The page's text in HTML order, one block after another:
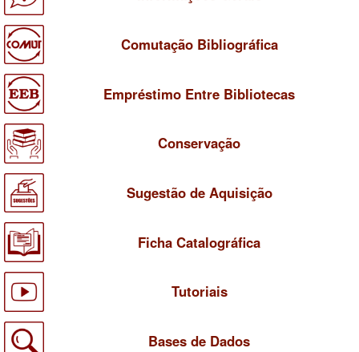
Comutação Bibliográfica
Empréstimo Entre Bibliotecas
Conservação
Sugestão de Aquisição
Ficha Catalográfica
Tutoriais
Bases de Dados